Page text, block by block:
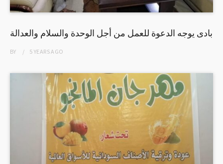
بادى يوجه الدعوة للعمل من أجل الوحدة والسلام والعدالة
BY 5 YEARSAGO